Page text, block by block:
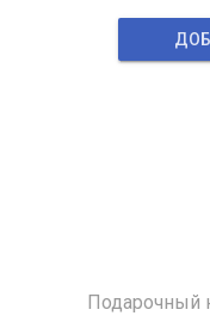
Подарочный